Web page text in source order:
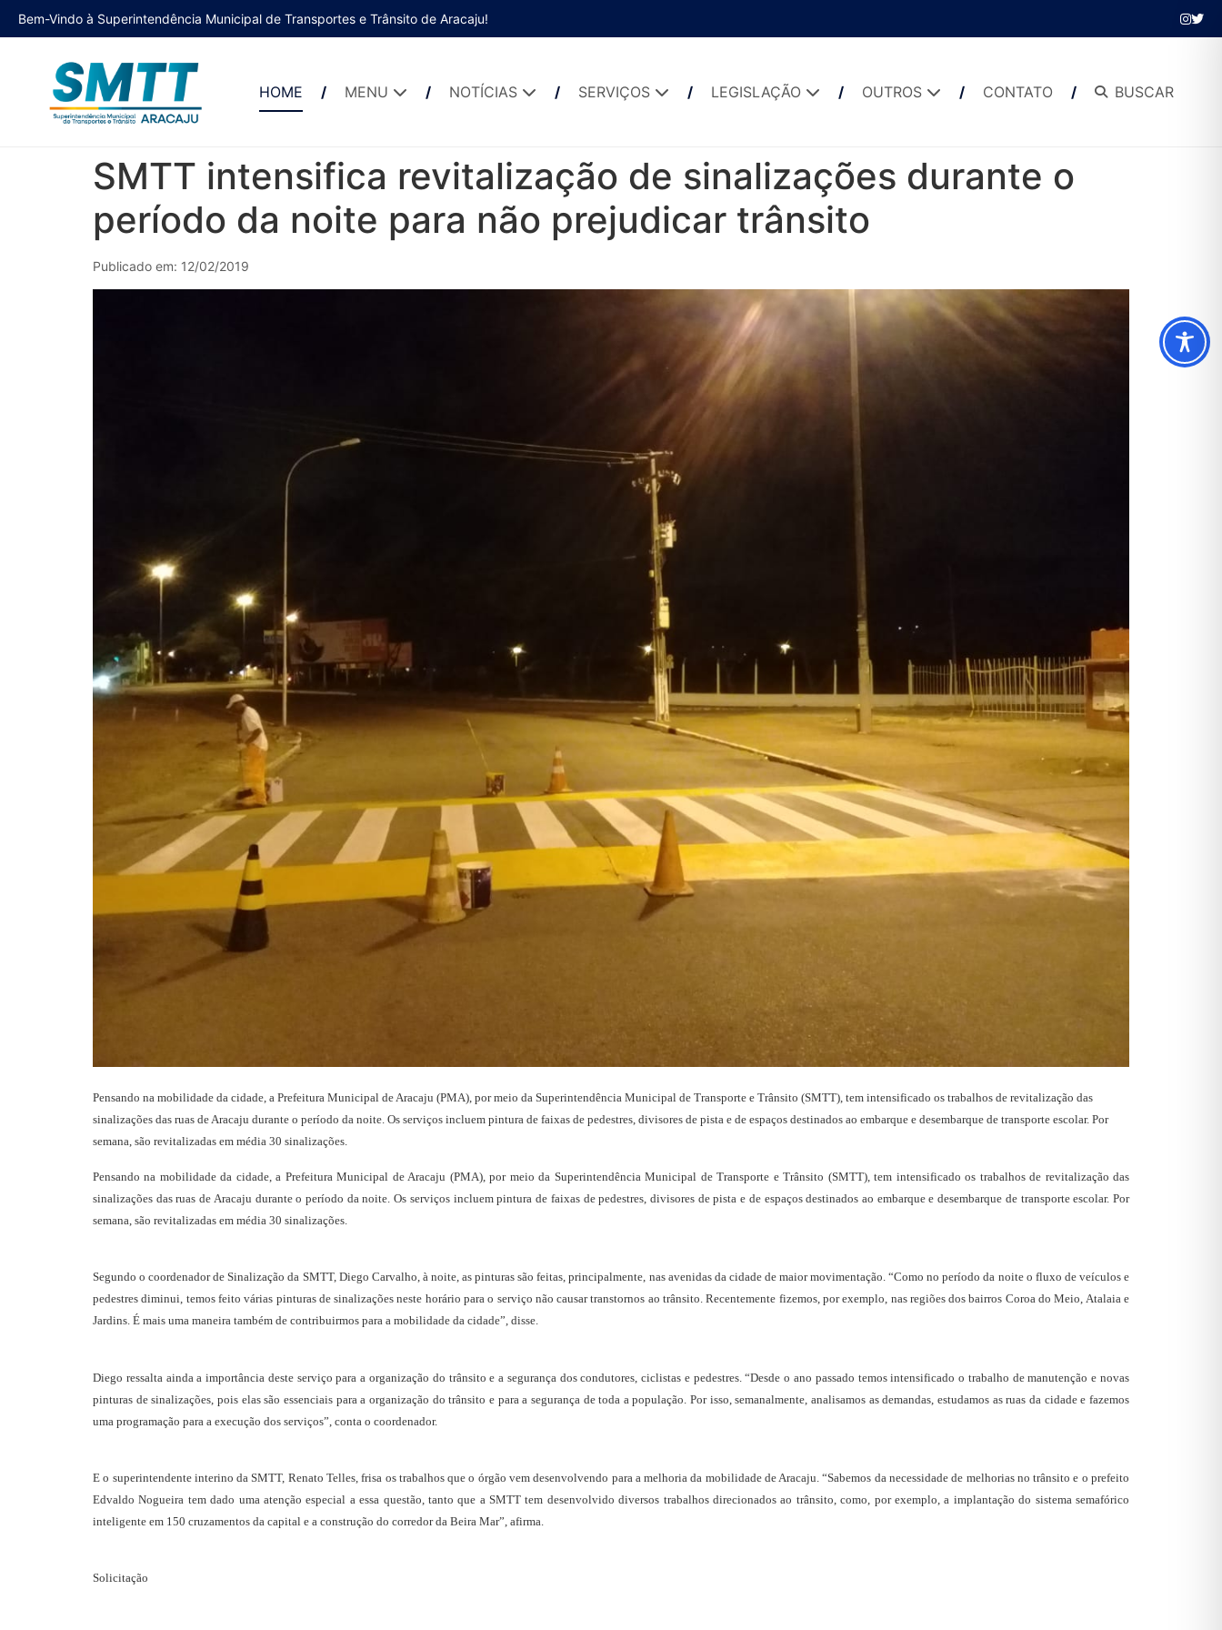
Bem-Vindo à Superintendência Municipal de Transportes e Trânsito de Aracaju!
HOME MENU NOTÍCIAS SERVIÇOS LEGISLAÇÃO OUTROS CONTATO BUSCAR
SMTT intensifica revitalização de sinalizações durante o
período da noite para não prejudicar trânsito
Publicado em: 12/02/2019
Pensando na mobilidade da cidade, a Prefeitura Municipal de Aracaju (PMA), por meio da Superintendência Municipal de Transporte e Trânsito (SMTT), tem intensificado os trabalhos de revitalização das
sinalizações das ruas de Aracaju durante o período da noite. Os serviços incluem pintura de faixas de pedestres, divisores de pista e de espaços destinados ao embarque e desembarque de transporte escolar. Por
semana, são revitalizadas em média 30 sinalizações.
Pensando na mobilidade da cidade, a Prefeitura Municipal de Aracaju (PMA), por meio da Superintendência Municipal de Transporte e Trânsito (SMTT), tem intensificado os trabalhos de revitalização das
sinalizações das ruas de Aracaju durante o período da noite. Os serviços incluem pintura de faixas de pedestres, divisores de pista e de espaços destinados ao embarque e desembarque de transporte escolar. Por
semana, são revitalizadas em média 30 sinalizações.
Segundo o coordenador de Sinalização da SMTT, Diego Carvalho, à noite, as pinturas são feitas, principalmente, nas avenidas da cidade de maior movimentação. “Como no período da noite o fluxo de veículos e
pedestres diminui, temos feito várias pinturas de sinalizações neste horário para o serviço não causar transtornos ao trânsito. Recentemente fizemos, por exemplo, nas regiões dos bairros Coroa do Meio, Atalaia e
Jardins. É mais uma maneira também de contribuirmos para a mobilidade da cidade”, disse.
Diego ressalta ainda a importância deste serviço para a organização do trânsito e a segurança dos condutores, ciclistas e pedestres. “Desde o ano passado temos intensificado o trabalho de manutenção e novas
pinturas de sinalizações, pois elas são essenciais para a organização do trânsito e para a segurança de toda a população. Por isso, semanalmente, analisamos as demandas, estudamos as ruas da cidade e fazemos
uma programação para a execução dos serviços”, conta o coordenador.
E o superintendente interino da SMTT, Renato Telles, frisa os trabalhos que o órgão vem desenvolvendo para a melhoria da mobilidade de Aracaju. “Sabemos da necessidade de melhorias no trânsito e o prefeito
Edvaldo Nogueira tem dado uma atenção especial a essa questão, tanto que a SMTT tem desenvolvido diversos trabalhos direcionados ao trânsito, como, por exemplo, a implantação do sistema semafórico
inteligente em 150 cruzamentos da capital e a construção do corredor da Beira Mar”, afirma.
Solicitação